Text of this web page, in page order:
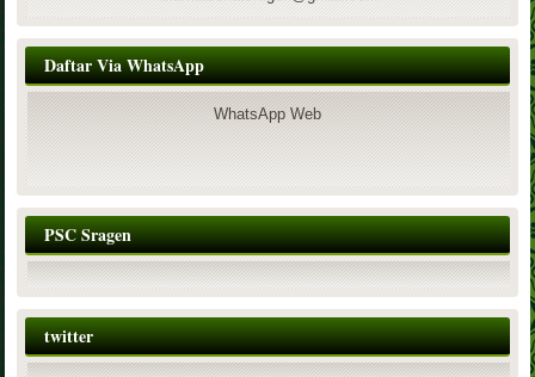
Daftar Via WhatsApp
WhatsApp Web
PSC Sragen
twitter